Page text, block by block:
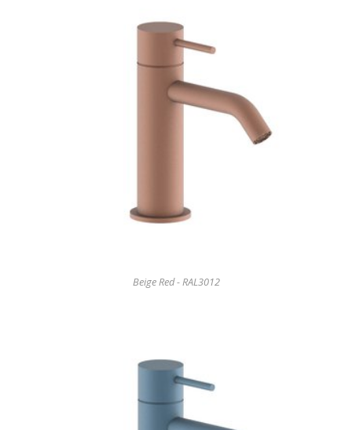
Beige Red - RAL3012